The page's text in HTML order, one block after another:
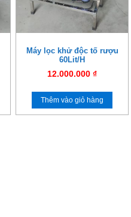
Máy lọc khử độc tố rượu
60Lit/H
12.000.000₫
Thêm vào giỏ hàng